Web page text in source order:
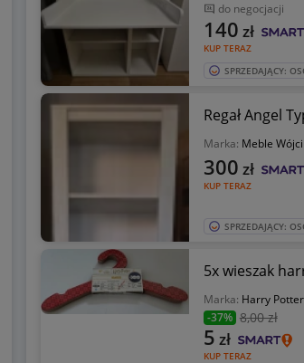
do negocjacji
KUP TERAZ
140 zł
SPRZEDAJĄCY:
Regał Angel
Marka: Meble
KUP TERAZ
300 zł
SPRZEDAJĄCY:
5x wieszak
Marka: Harry Potter
-37% 8,00 zł
KUP TERAZ
5 zł